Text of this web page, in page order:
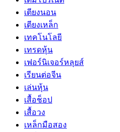
เตียงนอน
เตียงเหล็ก
เทคโนโลยี
เทรดหุ้น
เฟอร์นิเจอร์หลุยส์
เรียนต่อจีน
เล่นหุ้น
เสื้อช็อป
เสื้อวง
เหล็กมือสอง